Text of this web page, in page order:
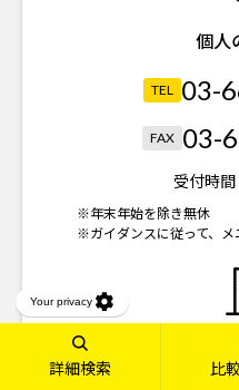
個人
TEL 03-
FAX 03-
受付時間
※年末年始を除き無休
※ガイダンスに従って、メ
法人
詳細検索 比